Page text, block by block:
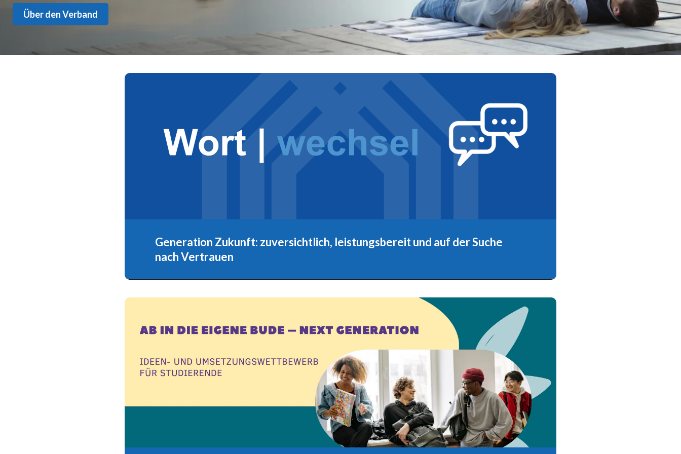
Über den Verband
Generation Zukunft:
zuversichtlich, leistungsbereit und auf der Suche nach Vertrauen
Dienstag, den 9. Juni 2026
Generation Zukunft: zuversichtlich, leistungsbereit und auf der Suche
nach Vertrauen